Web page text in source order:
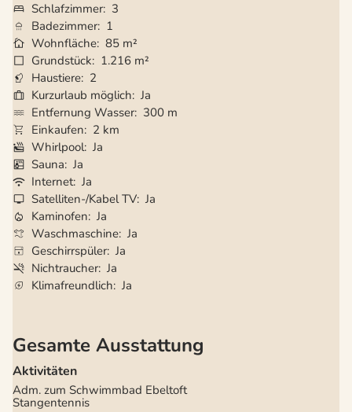
Schlafzimmer 3
Badezimmer 1
Wohnfläche 85 m²
Grundstück
1.216 m²
Haustiere 2
Kurzurlaub möglich Ja
Entfernung Wasser 300 m
Einkaufen
2 km
Whirlpool Ja
Sauna Ja
Internet Ja
Satelliten-/Kabel TV Ja
Kaminofen Ja
Waschmaschine Ja
Geschirrspüler Ja
Nichtraucher Ja
Klimafreundlich Ja
Gesamte Ausstattung
Aktivitäten
Adm. zum Schwimmbad Ebeltoft
Stangentennis